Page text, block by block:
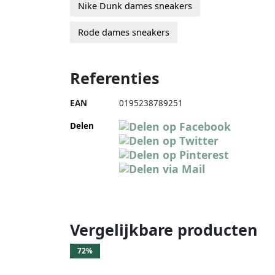
Nike Dunk dames sneakers
Rode dames sneakers
Referenties
EAN 0195238789251
Delen
Vergelijkbare producten
72%